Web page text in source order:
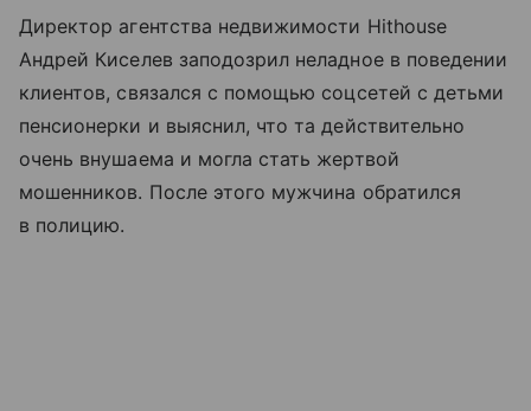
Директор агентства недвижимости Hithouse
Андрей Киселев заподозрил неладное в поведении
клиентов, связался с помощью соцсетей с детьми
пенсионерки и выяснил, что та действительно
очень внушаема и могла стать жертвой
мошенников. После этого мужчина обратился
в полицию.